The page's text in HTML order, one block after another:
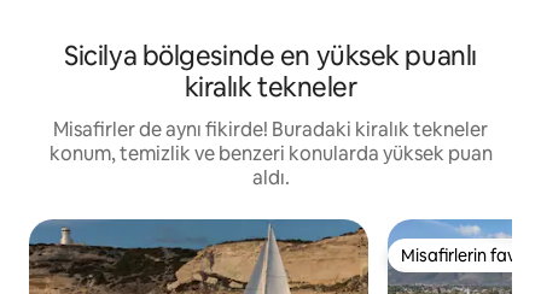
Sicilya bölgesinde en yüksek puanlı
kiralık tekneler
Misafirler de aynı fikirde! Buradaki kiralık tekneler
konum, temizlik ve benzeri konularda yüksek puan
aldı.
Misafirlerin
Misafirlerin